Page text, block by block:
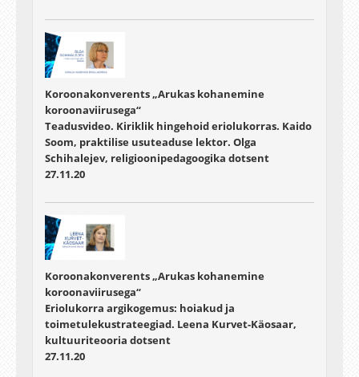
Koroonakonverents „Arukas kohanemine
koroonaviirusega“
Teadusvideo. Kiriklik hingehoid eriolukorras. Kaido
Soom, praktilise usuteaduse lektor. Olga
Schihalejev, religioonipedagoogika dotsent
27.11.20
Koroonakonverents „Arukas kohanemine
koroonaviirusega“
Eriolukorra argikogemus: hoiakud ja
toimetulekustrateegiad. Leena Kurvet-Käosaar,
kultuuriteooria dotsent
27.11.20